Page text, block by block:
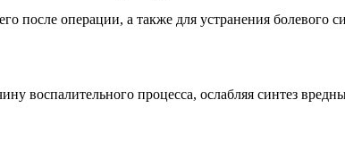
после операции, а также для устранения болевого
воспалительного процесса, ослабляя синтез